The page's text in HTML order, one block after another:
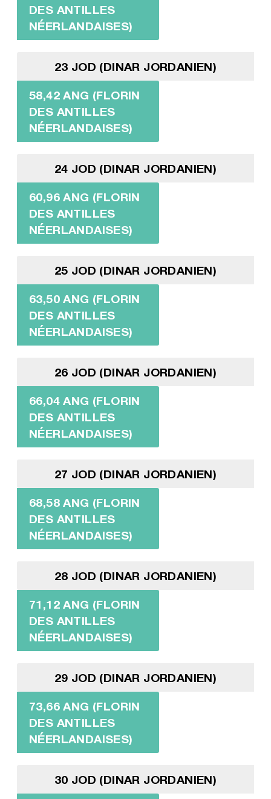
DES ANTILLES
NÉERLANDAISES)
23 JOD (DINAR JORDANIEN)
58,42 ANG (FLORIN
DES ANTILLES
NÉERLANDAISES)
24 JOD (DINAR JORDANIEN)
60,96 ANG (FLORIN
DES ANTILLES
NÉERLANDAISES)
25 JOD (DINAR JORDANIEN)
63,50 ANG (FLORIN
DES ANTILLES
NÉERLANDAISES)
26 JOD (DINAR JORDANIEN)
66,04 ANG (FLORIN
DES ANTILLES
NÉERLANDAISES)
27 JOD (DINAR JORDANIEN)
68,58 ANG (FLORIN
DES ANTILLES
NÉERLANDAISES)
28 JOD (DINAR JORDANIEN)
71,12 ANG (FLORIN
DES ANTILLES
NÉERLANDAISES)
29 JOD (DINAR JORDANIEN)
73,66 ANG (FLORIN
DES ANTILLES
NÉERLANDAISES)
30 JOD (DINAR JORDANIEN)